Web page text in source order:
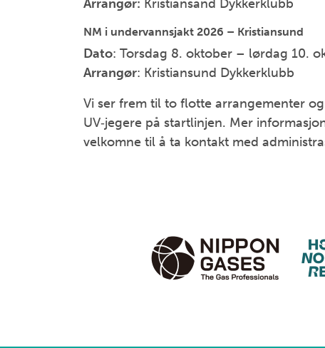
Arrangør: Kristiansand Dykkerklubb
NM i undervannsjakt 2026 – Kristiansund
Dato: Torsdag 8. oktober – lørdag 10.
Arrangør: Kristiansund Dykkerklubb
Vi ser frem til to flotte arrangementer
UV‑jegere på startlinjen. Mer
velkomne til å ta kontakt med